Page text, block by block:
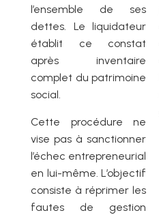
l’ensemble de ses
dettes. Le liquidateur
établit ce constat
après inventaire
complet du patrimoine
social.
Cette procédure ne
vise pas à sanctionner
l’échec entrepreneurial
en lui-même. L’objectif
consiste à réprimer les
fautes de gestion